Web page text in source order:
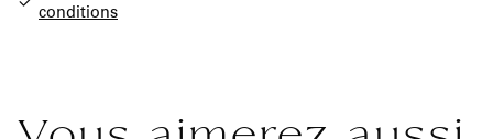
conditions